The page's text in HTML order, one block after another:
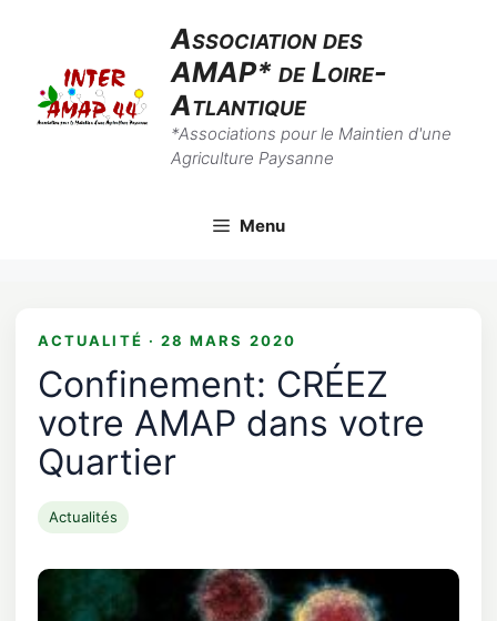
content
Association des
AMAP* de Loire-
Atlantique
*Associations pour le Maintien d'une
Agriculture Paysanne
Menu
ACTUALITÉ · 28 MARS 2020
Confinement: CRÉEZ
votre AMAP dans votre
Quartier
Actualités